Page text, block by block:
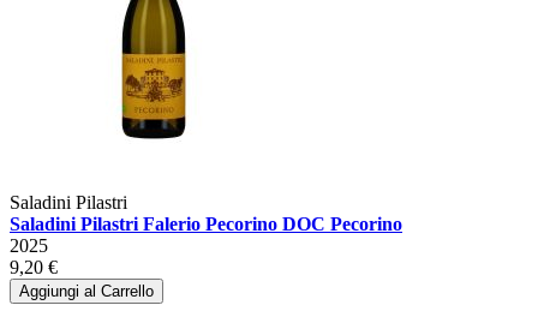
Saladini Pilastri
Saladini Pilastri Falerio Pecorino DOC Pecorino
2025
9,20 €
Aggiungi al Carrello